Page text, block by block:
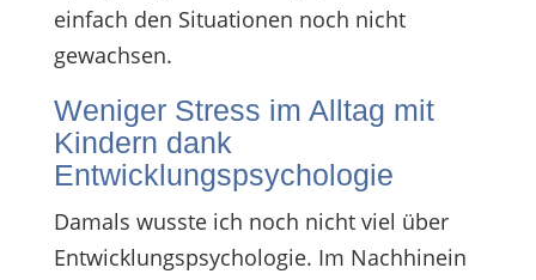
einfach den Situationen noch nicht
gewachsen.
Weniger Stress im Alltag mit
Kindern dank
Entwicklungspsychologie
Damals wusste ich noch nicht viel über
Entwicklungspsychologie. Im Nachhinein